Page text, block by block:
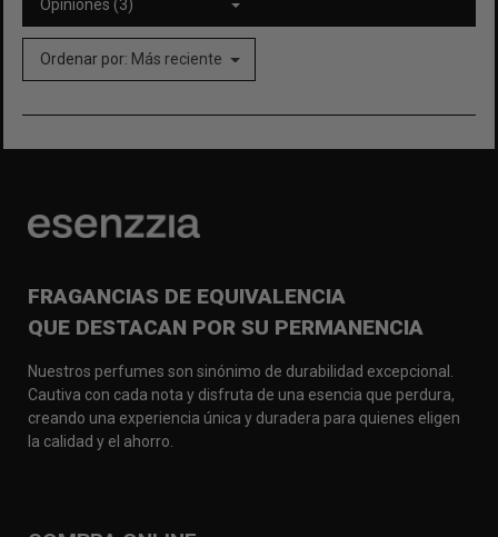
Opiniones (3)
Ordenar por: Más reciente
FRAGANCIAS DE EQUIVALENCIA
QUE DESTACAN POR SU PERMANENCIA
Nuestros perfumes son sinónimo de durabilidad excepcional.
Cautiva con cada nota y disfruta de una esencia que perdura,
creando una experiencia única y duradera para quienes eligen
la calidad y el ahorro.